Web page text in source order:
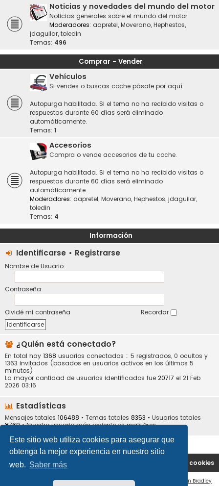
Este sitio web utiliza cookies para asegurar que
obtenga la mejor experiencia en nuestro sitio
web. Saber más
Noticias y novedades del mundo del motor
Noticias generales sobre el mundo del motor
Moderadores: aapretel, Moverano, Hephestos,
jdaguilar, toledin
Temas: 496
Comprar - Vender
Vehículos
Si vendes o buscas coche pásate por aquí.
Autopurga habilitada. Si el tema no ha recibido visitas o
respuestas durante 60 días será eliminado
automáticamente.
Temas: 1
Accesorios
Compra o vende accesorios de tu coche.
Autopurga habilitada. Si el tema no ha recibido visitas o
respuestas durante 60 días será eliminado
automáticamente.
Moderadores: aapretel, Moverano, Hephestos, jdaguilar,
toledin
Temas: 4
Información
Identificarse • Registrarse
Nombre de Usuario:
Contraseña:
Olvidé mi contraseña Recordar
¿Quién está conectado?
En total hay 1368 usuarios conectados :: 5 registrados, 0 ocultos y
1363 invitados (basados en usuarios activos en los últimos 5
minutos)
La mayor cantidad de usuarios identificados fue 20717 el 21 Feb
2026 03:16
Estadísticas
Mensajes totales 106488 • Temas totales 8353 • Usuarios totales
8769• Nuestro usuario más reciente esmaki75es
Portal Índice general Borrar cookies
Ian Bradley